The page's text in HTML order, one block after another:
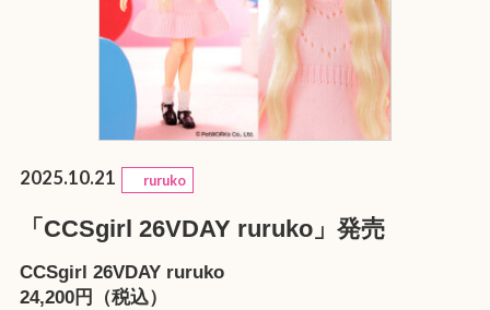
2025.10.21 ruruko
「CCSgirl 26VDAY ruruko」発売
CCSgirl 26VDAY ruruko
24,200円（税込）